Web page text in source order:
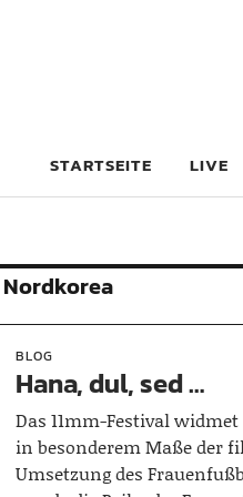
STARTSEITE LIVE
Nordkorea
BLOG
Hana, dul, sed …
Das 11mm-Festival
in besonderem Maße der
Umsetzung des